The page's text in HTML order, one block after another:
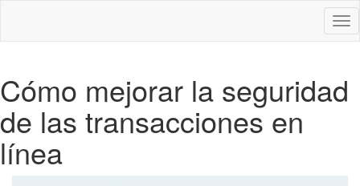
Cómo mejorar la seguridad
de las transacciones en
línea